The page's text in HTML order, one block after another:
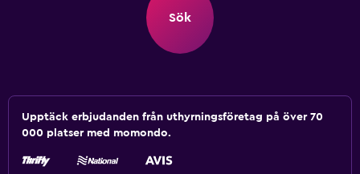
Sök
Upptäck erbjudanden från uthyrningsföretag på över 70
000 platser med momondo.